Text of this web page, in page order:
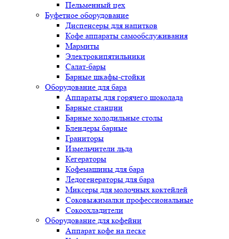
Пельменный цех
Буфетное оборудование
Диспенсеры для напитков
Кофе аппараты самообслуживания
Мармиты
Электрокипятильники
Cалат-бары
Барные шкафы-стойки
Оборудование для бара
Аппараты для горячего шоколада
Барные станции
Барные холодильные столы
Блендеры барные
Граниторы
Измельчители льда
Кегераторы
Кофемашины для бара
Ледогенераторы для бара
Миксеры для молочных коктейлей
Соковыжималки профессиональные
Сокоохладители
Оборудование для кофейни
Аппарат кофе на песке